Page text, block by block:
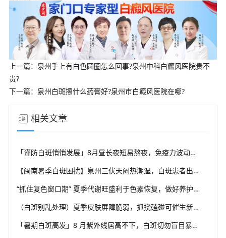
上一篇： 泉州手上有白色圆圈怎么回事?泉州中科白癜风医院贵不
贵?
下一篇： 泉州白斑擦什么药膏好?泉州市白癜风医院在哪?
相关文章
「谨防白斑悄悄发展」8月昼长夜短易熬夜，免疫力波动干扰黑素细胞，福建泉州中科白癜风医院教你安稳度过白癜风高发季
【闽南暑季白斑困扰】泉州三伏天闷热潮湿，白斑患者出汗后及时清洁，福建泉州中科白癜风医院解析夏季白斑诱因
“抓住复色窗口期” 夏季代谢旺盛利于色素恢复，做好养护结合规范干预，福建泉州中科白癜风医院助力白斑科学复色
（白斑别乱处理）夏季皮肤屏障脆弱，抓挠磕碰可催生新白斑，福建泉州中科白癜风医院科普盛夏白癜风防护小常识
「暑期白斑高发」8 月紫外线居高不下，白斑切勿盲目暴晒，福建泉州中科白癜风医院提醒做好科学防晒规避扩散风险